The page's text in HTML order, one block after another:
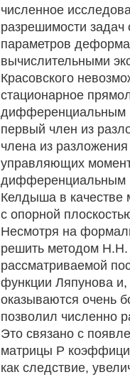
численное
разрешимости задач
параметров
вычислительными
Красовского
стационарное
дифференциальным
первый член из
члена из
управляющих
дифференциальным
Келдыша в качестве
с опорной
Несмотря на
решить методом H.H.
рассматриваемой
функции Ляпунова и,
оказываются очень
позволил численно
Это связано с
матрицы Р
как следствие,